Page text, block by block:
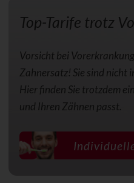
Top-Tarife trotz
Vorsicht bei
Zahnersatz! Sie sind nicht
Hier finden Sie trotzdem
und Ihren Zähnen passt.